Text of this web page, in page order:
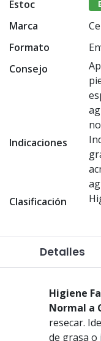
Estoc
Marca
Formato
Consejo
Indicaciones
Clasificación
Detalles
Higiene
Normal a
resecar.
de grasa o